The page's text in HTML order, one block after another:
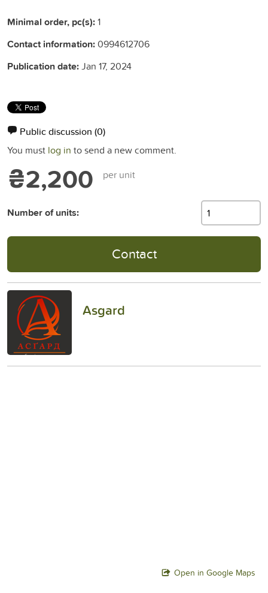
Minimal order, pc(s):1
Contact information:0994612706
Publication date:Jan 17, 2024
Public discussion (0)
You must log in to send a new comment.
₴2,200 per unit
Number of units:
Contact
Asgard
Open in Google Maps